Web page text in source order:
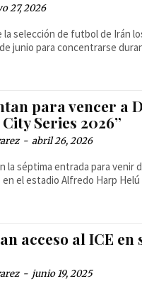
27, 2026
la selección de futbol de Irán
junio para concentrarse
para vencer a
Series 2026”
- abril 26, 2026
la séptima entrada para venir
Diamantes de Arizona en el estadio Alfredo Harp Helú
acceso al ICE en
- junio 19, 2025